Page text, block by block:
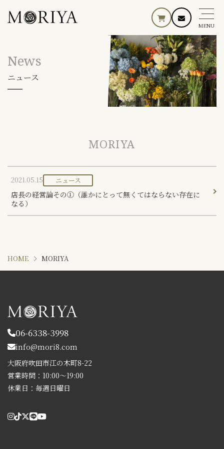
MENU
News
ニュース
MORIYA
2021.05.15 ニュース
店長の経営論その①（誰かにとって無くてはならない存在に
なる）
HOME MORIYA
06-6338-3998
info@mori8.com
大阪府吹田市江の木町8-22
営業時間：10:00～19:00
休業日：毎週日曜日